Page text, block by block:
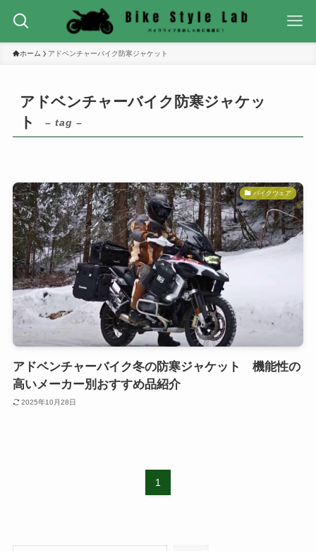
ホーム アドベンチャーバイク防寒ジャケット
アドベンチャーバイク防寒ジャケッ
ト
– tag –
バイクウェア
アドベンチャーバイク冬の防寒ジャケット 機能性の
高いメーカー別おすすめ品紹介
2025年10月28日
1